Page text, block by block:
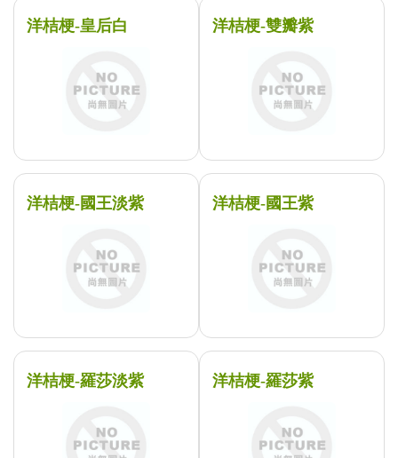
洋桔梗-皇后白 洋桔梗-雙瓣紫
洋桔梗-國王淡紫 洋桔梗-國王紫
洋桔梗-羅莎淡紫 洋桔梗-羅莎紫